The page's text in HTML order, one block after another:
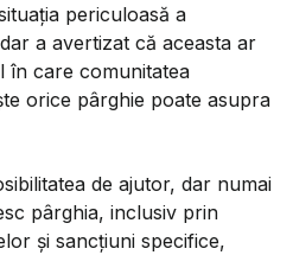
periculoasă a
a avertizat că aceasta ar
în care comunitatea
orice pârghie poate asupra
de ajutor, dar numai
pârghia, inclusiv prin
și sancțiuni specifice,